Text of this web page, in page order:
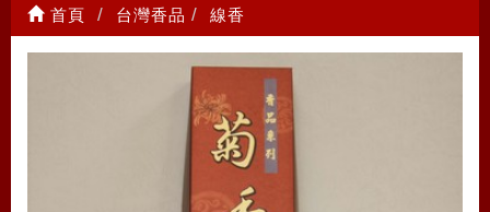
首頁 台灣香品 線香